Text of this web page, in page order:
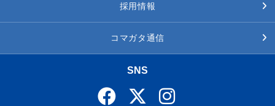
採用情報
コマガタ通信
SNS